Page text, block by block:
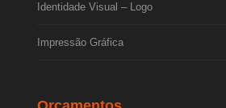
Identidade Visual – Logo
Impressão Gráfica